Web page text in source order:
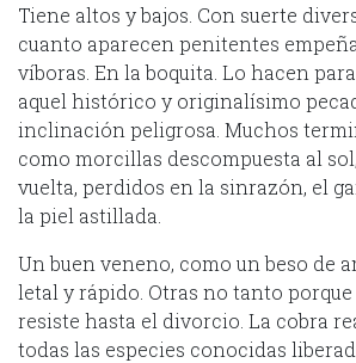
Tiene altos y bajos. Con suerte
cuanto aparecen penitentes
víboras. En la boquita. Lo hacen
aquel histórico y originalísimo
inclinación peligrosa. Muchos
como morcillas descompuesta al
vuelta, perdidos en la sinrazón, el
la piel astillada.
Un buen veneno, como un beso de
letal y rápido. Otras no tanto
resiste hasta el divorcio. La cobra
todas las especies conocidas